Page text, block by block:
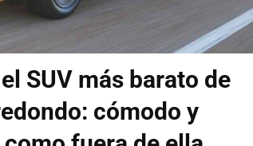
SUV más barato de
cómodo y